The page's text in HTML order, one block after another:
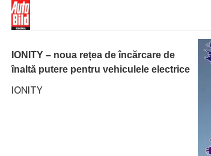
IONITY – noua rețea de încărcare de
înaltă putere pentru vehiculele electrice
IONITY